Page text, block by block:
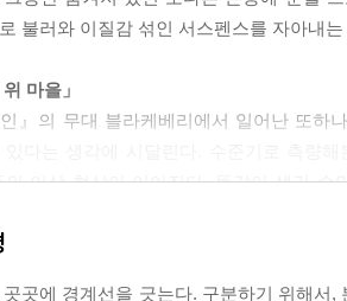
나간 꿈은 흘려보내고」 중에서
아 있는 시체들 또는 부활자로 불리는
들을 다시 헤덴으로 돌려보냈다. 그후 이
불러와 이질감 섞인 서스펜스를 자아내
위 마을」
인』의 무대 블라케베리에서 일어난 또
의 이상 현상이 이어진다. 똑같이 생긴
곳곳에 경계선을 긋는다. 구분하기 위해서